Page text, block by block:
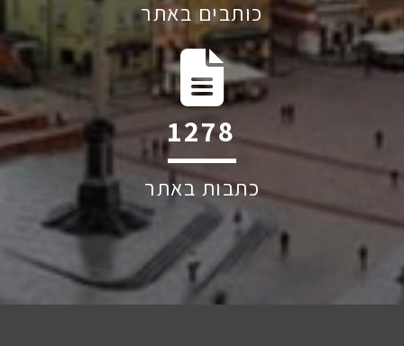
כותבים באתר
1928
כתבות באתר